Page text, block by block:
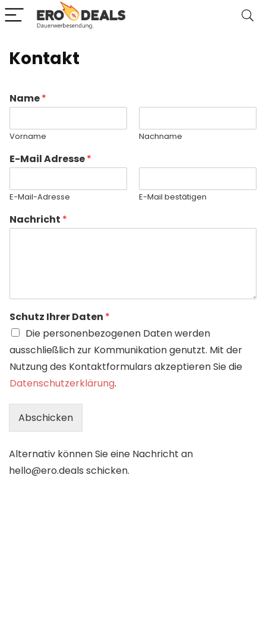
Kontakt
Name*
Vorname Nachname
E-Mail Adresse*
E-Mail-Adresse E-Mail bestätigen
Nachricht *
Schutz Ihrer Daten *
Die personenbezogenen Daten werden
ausschließlich zur Kommunikation genutzt. Mit der
Nutzung des Kontaktformulars akzeptieren Sie die
Datenschutzerklärung.
Abschicken
Alternativ können Sie eine Nachricht an
hello@ero.deals schicken.